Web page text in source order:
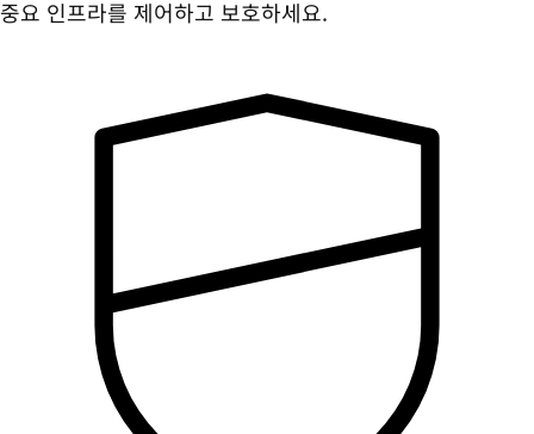
중요 인프라를 제어하고 보호하세요.